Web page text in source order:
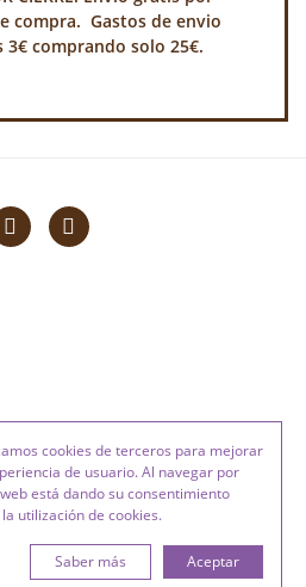
cookies de terceros para mejorar
de usuario. Al navegar por
está dando su consentimiento
utilización de cookies.
Aceptar
Saber más
compra. Gastos de envio
comprando solo 25€.